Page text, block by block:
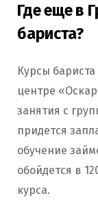
Где еще в
бариста?
Курсы бариста
центре
занятия с
придется
обучение
обойдется в
курса.